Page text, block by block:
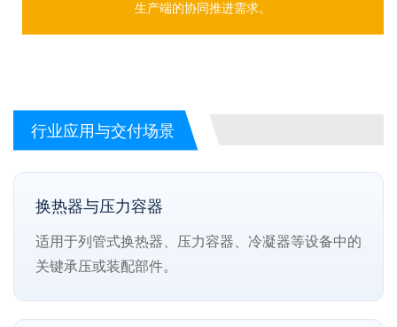
生产端的协同推进需求。
行业应用与交付场景
换热器与压力容器
适用于列管式换热器、压力容器、冷凝器等设备中的
关键承压或装配部件。